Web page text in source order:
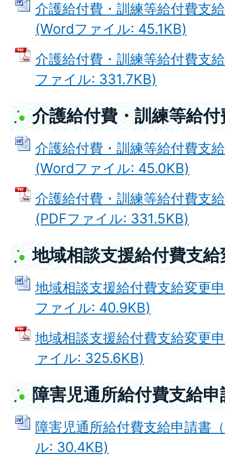
介護給付費・訓練等給付費支
(Wordファイル: 45.1KB)
介護給付費・訓練等給付費支
ファイル: 331.7KB)
介護給付費・訓練等給
介護給付費・訓練等給付費支
(Wordファイル: 45.0KB)
介護給付費・訓練等給付費支
(PDFファイル: 331.5KB)
地域相談支援給付費支
地域相談支援給付費支給変更
ファイル: 40.9KB)
地域相談支援給付費支給変更
ァイル: 325.6KB)
障害児通所給付費支給申
障害児通所給付費支給申請書
ル: 30.4KB)